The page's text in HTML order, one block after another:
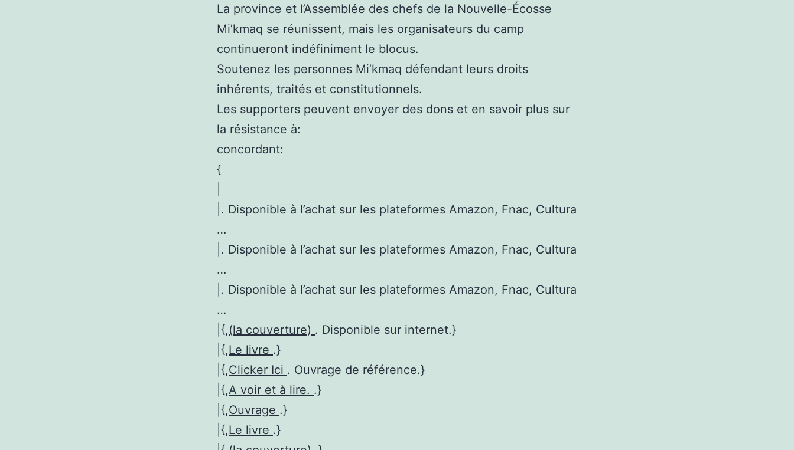
La province et l’Assemblée des chefs de la Nouvelle-Écosse
Mi’kmaq se réunissent, mais les organisateurs du camp
continueront indéfiniment le blocus.
Soutenez les personnes Mi’kmaq défendant leurs droits
inhérents, traités et constitutionnels.
Les supporters peuvent envoyer des dons et en savoir plus sur
la résistance à:
concordant:
{
|. Disponible à l’achat sur les plateformes Amazon, Fnac, Cultura
…
|. Disponible à l’achat sur les plateformes Amazon, Fnac, Cultura
…
|. Disponible à l’achat sur les plateformes Amazon, Fnac, Cultura
…
|{,(la couverture) . Disponible sur internet.}
|{,Le livre .}
|{,Clicker Ici . Ouvrage de référence.}
|{,A voir et à lire. .}
|{,Ouvrage .}
|{,Le livre .}